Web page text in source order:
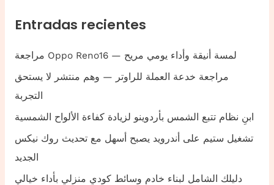
Entradas recientes
مراجعة Oppo Reno16 — لمسة أنيقة وأداء يومي مريح
مراجعة خدعة العملة للراوتر — وهم منتشر لا يستحق
التجربة
ابنِ نظام تتبع الشمس بأردوينو لزيادة كفاءة الألواح الشمسية
تشغيل ستيم على أندرويد يصبح أسهل مع تحديث روك نيكس
الجديد
دليلك الشامل لبناء خادم وسائط كودي منزلي بأداء خيالي